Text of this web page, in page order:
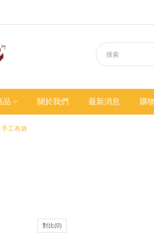
品 關於我們 最新消息 購
手工布袋
對比(0)